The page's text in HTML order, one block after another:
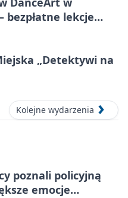
bezpłatne lekcje
„Detektywi na
Kolejne wydarzenia
poznali policyjną
emocje